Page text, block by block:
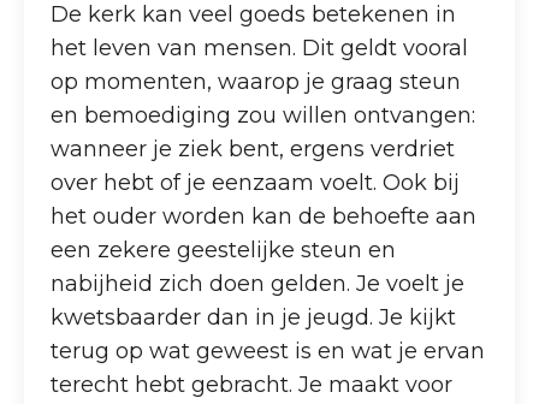
De kerk kan veel goeds betekenen in
het leven van mensen. Dit geldt vooral
op momenten, waarop je graag steun
en bemoediging zou willen ontvangen:
wanneer je ziek bent, ergens verdriet
over hebt of je eenzaam voelt. Ook bij
het ouder worden kan de behoefte aan
een zekere geestelijke steun en
nabijheid zich doen gelden. Je voelt je
kwetsbaarder dan in je jeugd. Je kijkt
terug op wat geweest is en wat je ervan
terecht hebt gebracht. Je maakt voor